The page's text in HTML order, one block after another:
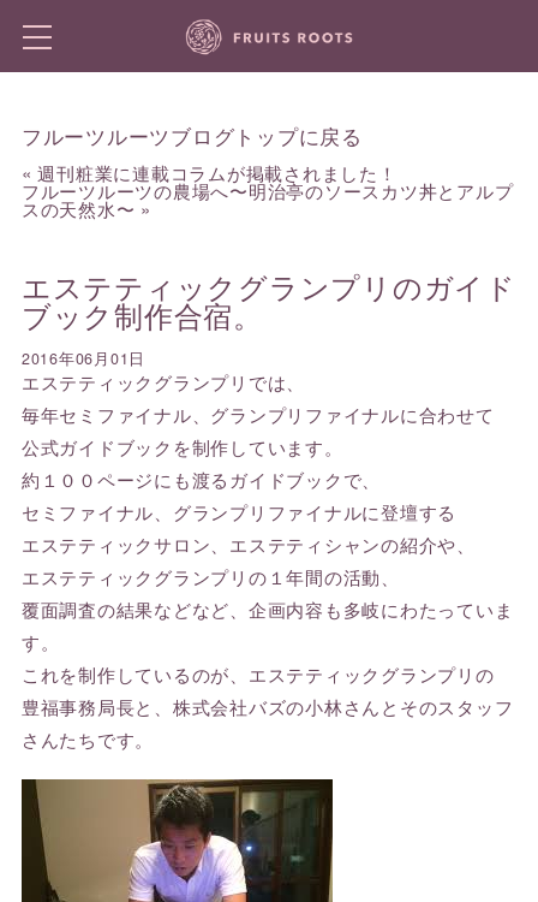
フルーツルーツブログトップに戻る
«週刊粧業に連載コラムが掲載されました！
フルーツルーツの農場へ〜明治亭のソースカツ丼とアルプ
スの天然水〜 »
エステティックグランプリのガイド
ブック制作合宿。
2016年06月01日
エステティックグランプリでは、
毎年セミファイナル、グランプリファイナルに合わせて
公式ガイドブックを制作しています。
約１００ページにも渡るガイドブックで、
セミファイナル、グランプリファイナルに登壇する
エステティックサロン、エステティシャンの紹介や、
エステティックグランプリの１年間の活動、
覆面調査の結果などなど、企画内容も多岐にわたっていま
す。
これを制作しているのが、エステティックグランプリの
豊福事務局長と、株式会社バズの小林さんとそのスタッフ
さんたちです。